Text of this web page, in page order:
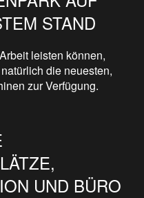
STAND
leisten können,
die neuesten,
zur Verfügung.
UND BÜRO